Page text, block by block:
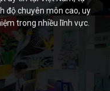
độ chuyên môn cao, uy
trong nhiều lĩnh vực.